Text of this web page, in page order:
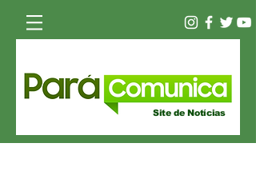
Site de Notícias